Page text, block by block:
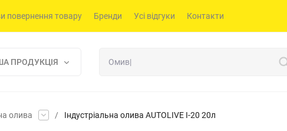
повернення товару Бренди Усі відгуки Контакти
ПРОДУКЦІЯ
олива / Індустріальна олива AUTOLIVE І-20 20л